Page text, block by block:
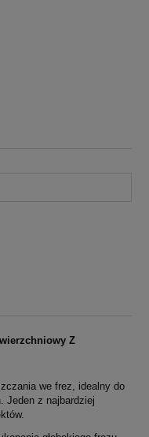
płatności
Z
we frez, idealny do
Jeden z najbardziej